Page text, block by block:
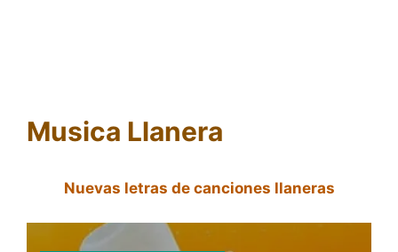
Musica Llanera
Nuevas letras de canciones llaneras